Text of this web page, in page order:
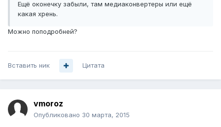
Ещё оконечку забыли, там медиаконвертеры или ещё
какая хрень.
Можно поподробней?
Вставить ник Цитата
vmoroz
Опубликовано 30 марта, 2015